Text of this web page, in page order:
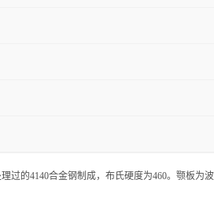
过的4140合金钢制成，布氏硬度为460。颚板为波